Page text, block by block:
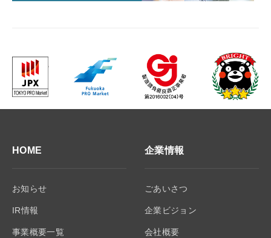
HOME
お知らせ
IR情報
事業概要一覧
企業情報
ごあいさつ
企業ビジョン
会社概要